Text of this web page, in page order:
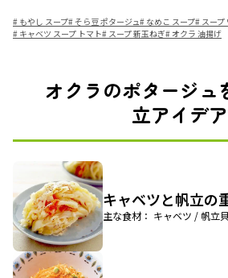
# もやし スープ#そら豆 ポタージュ# なめこ スープ# スープ
# キャベツ スープ トマト# スープ 新玉ねぎ#オクラ 油揚げ
オクラのポタージュ
立アイデア
キャベツと帆立の
主な食材： キャベツ / 帆立